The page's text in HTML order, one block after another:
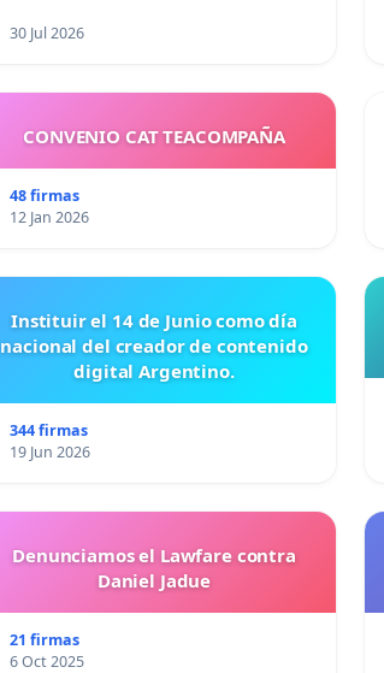
30 Jul 2026
CONVENIO CAT TEACOMPAÑA
48 firmas
12 Jan 2026
Instituir el 14 de Junio como día
nacional del creador de contenido
digital Argentino.
344 firmas
19 Jun 2026
Denunciamos el Lawfare contra
Daniel Jadue
21 firmas
6 Oct 2025